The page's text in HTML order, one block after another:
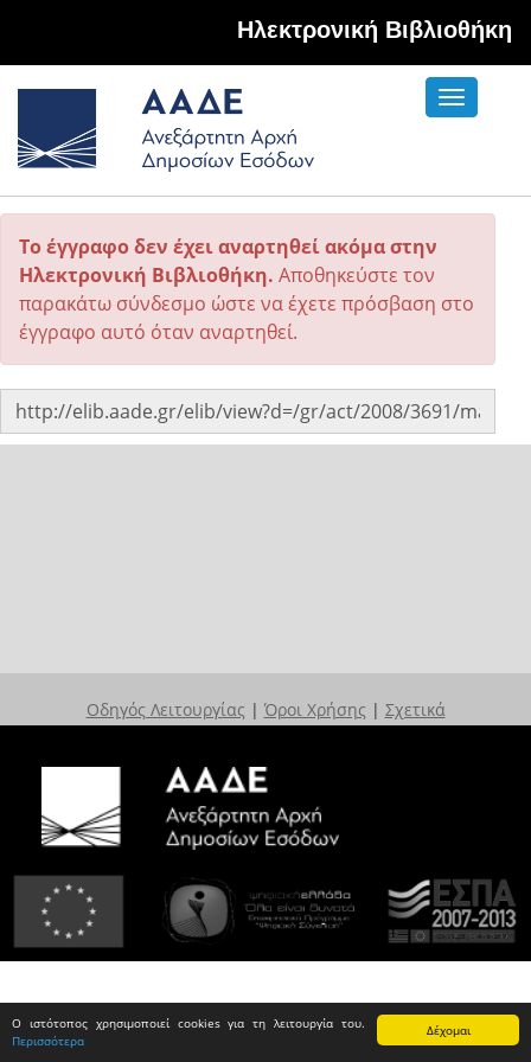
Δέχομαι
Ο ιστότοπος χρησιμοποιεί cookies για τη λειτουργία του.
Περισσότερα
Hλεκτρονική Βιβλιοθήκη
Toggle
Το έγγραφο δεν έχει αναρτηθεί ακόμα στην
Ηλεκτρονική Βιβλιοθήκη. Αποθηκεύστε τον
παρακάτω σύνδεσμο ώστε να έχετε πρόσβαση στο
έγγραφο αυτό όταν αναρτηθεί.
Οδηγός Λειτουργίας | Όροι Χρήσης | Σχετικά